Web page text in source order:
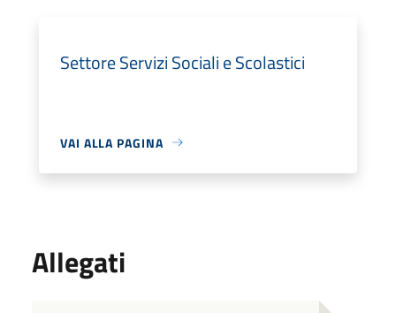
Settore Servizi Sociali e Scolastici
VAI ALLA PAGINA
Allegati